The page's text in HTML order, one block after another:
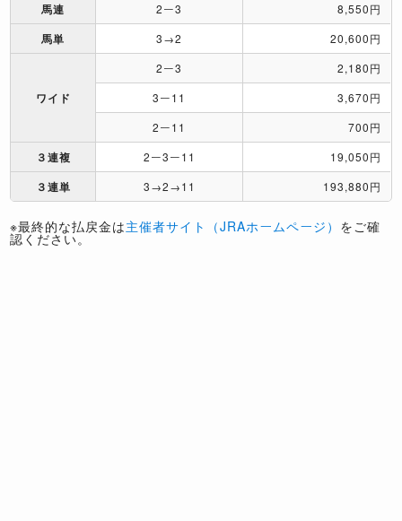
馬連 2ー3 8,550円
馬単 3→2 20,600円
ワイド
2ー3
2,180円
3ー11
3,670円
2ー11
700円
３連複 2ー3ー11 19,050円
３連単 3→2→11 193,880円
※最終的な払戻金は主催者サイト（JRAホームページ） をご確
認ください。